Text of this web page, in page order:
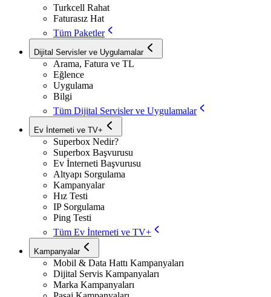
Turkcell Rahat
Faturasız Hat
Tüm Paketler
Dijital Servisler ve Uygulamalar
Arama, Fatura ve TL
Eğlence
Uygulama
Bilgi
Tüm Dijital Servisler ve Uygulamalar
Ev İnterneti ve TV+
Superbox Nedir?
Superbox Başvurusu
Ev İnterneti Başvurusu
Altyapı Sorgulama
Kampanyalar
Hız Testi
IP Sorgulama
Ping Testi
Tüm Ev İnterneti ve TV+
Kampanyalar
Mobil & Data Hattı Kampanyaları
Dijital Servis Kampanyaları
Marka Kampanyaları